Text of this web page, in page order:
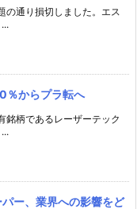
の通り損切しました。エス
％からプラ転へ
銘柄であるレーザーテック
パー、業界への影響をど